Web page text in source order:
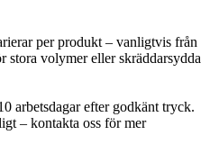
per produkt – vanligtvis från
stora volymer eller skräddarsydda
arbetsdagar efter godkänt tryck.
– kontakta oss för mer